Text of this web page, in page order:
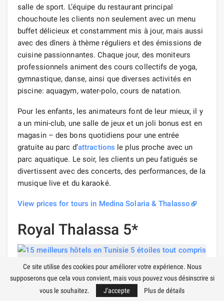
salle de sport. L’équipe du restaurant principal
chouchoute les clients non seulement avec un menu
buffet délicieux et constamment mis à jour, mais aussi
avec des dîners à thème réguliers et des émissions de
cuisine passionnantes. Chaque jour, des moniteurs
professionnels animent des cours collectifs de yoga,
gymnastique, danse, ainsi que diverses activités en
piscine: aquagym, water-polo, cours de natation.
Pour les enfants, les animateurs font de leur mieux, il y
a un mini-club, une salle de jeux et un joli bonus est en
magasin – des bons quotidiens pour une entrée
gratuite au parc d’attractions le plus proche avec un
parc aquatique. Le soir, les clients un peu fatigués se
divertissent avec des concerts, des performances, de la
musique live et du karaoké.
View prices for tours in Medina Solaria & Thalasso
Royal Thalassa 5*
Un grand resort de luxe dans la zone touristique de
Skanes, à 10 minutes en voiture du centre de Monastir,
Ce site utilise des cookies pour améliorer votre expérience. Nous
supposerons que cela vous convient, mais vous pouvez vous désinscrire si
vous le souhaitez.
J'accepte Plus de détails